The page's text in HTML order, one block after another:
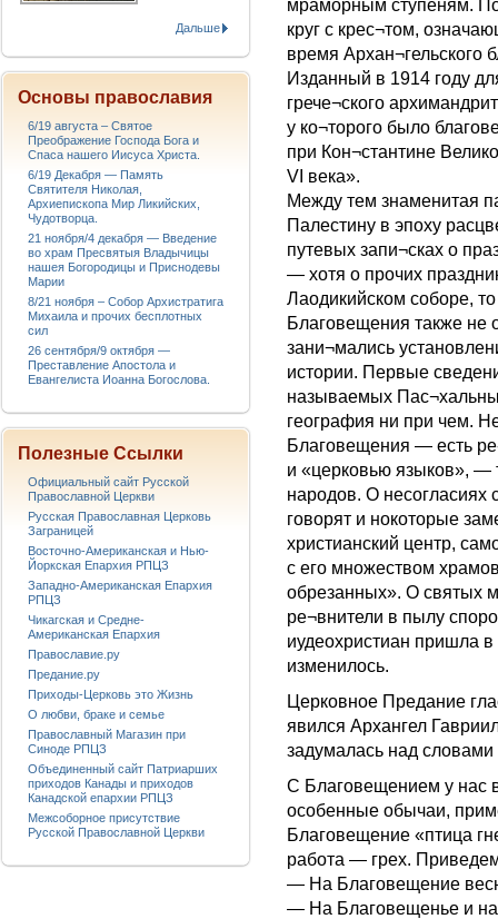
мраморным ступеням.
круг с крес¬том,
время Архан¬гельского
Изданный в 1914 году
грече¬ского
у ко¬торого было
при Кон¬стантине
VI века».
Между тем знаменитая
Палестину в эпоху
путевых запи¬сках о
— хотя о прочих
Лаодикийском соборе,
Благовещения также не
зани¬мались
истории. Первые
называемых
география ни при чем.
Благовещения — есть
и «церковью языков», —
народов. О несогласиях
говорят и нокоторые
христианский центр,
с его множеством
обрезанных». О святых
ре¬внители в пылу
иудеохристиан пришла
изменилось.
Церковное Предание
явился Архангел
задумалась над
С Благовещением у нас
особенные обычаи,
Благовещение «птица
работа — грех.
— На Благовещение
— На Благовещенье и на
Дальше
Основы православия
6/19 августа – Святое
Преображение Господа Бога и
Спаса нашего Иисуса Христа.
6/19 Декабря — Память
Святителя Николая,
Архиепископа Мир Ликийских,
Чудотворца.
21 ноября/4 декабря — Введение
во храм Пресвятыя Владычицы
нашея Богородицы и Приснодевы
Марии
8/21 ноября – Собор Архистратига
Михаила и прочих бесплотных
сил
26 сентября/9 октября —
Преставление Апостола и
Евангелиста Иоанна Богослова.
Полезные Ссылки
Официальный сайт Русской
Православной Церкви
Русская Православная Церковь
Заграницей
Восточно-Американская и Нью-
Йоркская Епархия РПЦЗ
Западно-Американская Епархия
РПЦЗ
Чикагская и Средне-
Американская Епархия
Православие.ру
Предание.ру
Приходы-Церковь это Жизнь
О любви, браке и семье
Православный Магазин при
Синоде РПЦЗ
Объединенный сайт Патриарших
приходов Канады и приходов
Канадской епархии РПЦЗ
Межсоборное присутствие
Русской Православной Церкви